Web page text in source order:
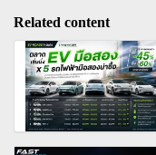
Related content